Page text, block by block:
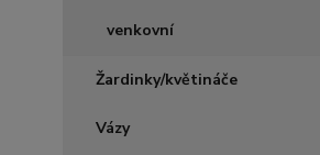
venkovní
Žardinky/květináče
Vázy